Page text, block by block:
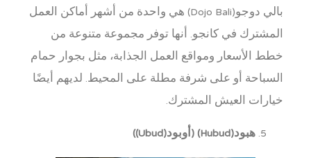
بالي دوجو(Dojo Bali) هي واحدة من أشهر أماكن العمل
المشترك في كانجو. أنها توفر مجموعة متنوعة من
خطط الأسعار ومواقع العمل الجذابة، مثل بجوار حمام
السباحة أو على شرفة مطلة على المحيط. لديهم أيضًا
خيارات العيش المشترك.
هبود(Hubud) (أوبود(Ubud))